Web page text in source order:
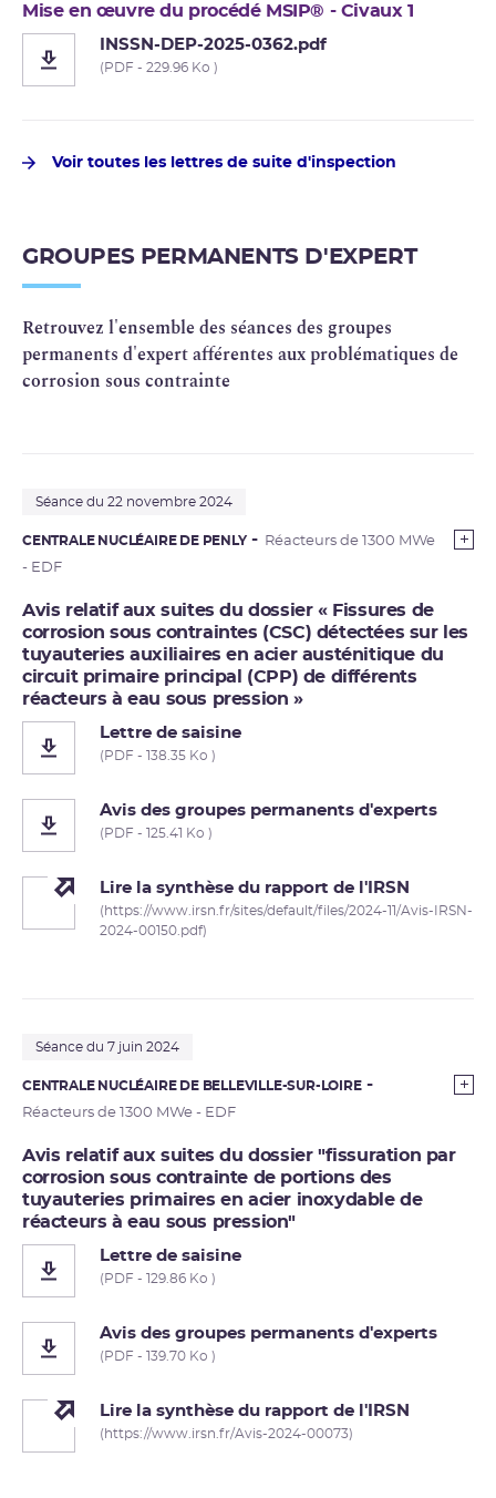
Mise en œuvre du procédé MSIP® - Civaux 1
INSSN-DEP-2025-0362.pdf
(PDF - 229.96 Ko )
Voir toutes les lettres de suite d'inspection
GROUPES PERMANENTS D'EXPERT
Retrouvez l'ensemble des séances des groupes
permanents d'expert afférentes aux problématiques de
corrosion sous contrainte
Séance du 22 novembre 2024
CENTRALE NUCLÉAIRE DE PENLY
Réacteurs de 1300 MWe
- EDF
Avis relatif aux suites du dossier « Fissures de
corrosion sous contraintes (CSC) détectées sur les
tuyauteries auxiliaires en acier austénitique du
circuit primaire principal (CPP) de différents
réacteurs à eau sous pression »
Lettre de saisine
(PDF - 138.35 Ko )
Avis des groupes permanents d'experts
(PDF - 125.41 Ko )
Lire la synthèse du rapport de l'IRSN
(https://www.irsn.fr/sites/default/files/2024-11/Avis-IRSN-
2024-00150.pdf)
Séance du 7 juin 2024
CENTRALE NUCLÉAIRE DE BELLEVILLE-SUR-LOIRE
Réacteurs de 1300 MWe - EDF
Avis relatif aux suites du dossier "fissuration par
corrosion sous contrainte de portions des
tuyauteries primaires en acier inoxydable de
réacteurs à eau sous pression"
Lettre de saisine
(PDF - 129.86 Ko )
Avis des groupes permanents d'experts
(PDF - 139.70 Ko )
Lire la synthèse du rapport de l'IRSN
(https://www.irsn.fr/Avis-2024-00073)